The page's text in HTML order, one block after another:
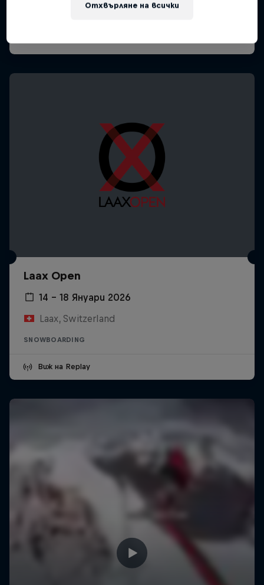
Laax Open
14 – 18 Януари 2026
Laax, Switzerland
SNOWBOARDING
Виж на Replay
Отхвърляне на всички